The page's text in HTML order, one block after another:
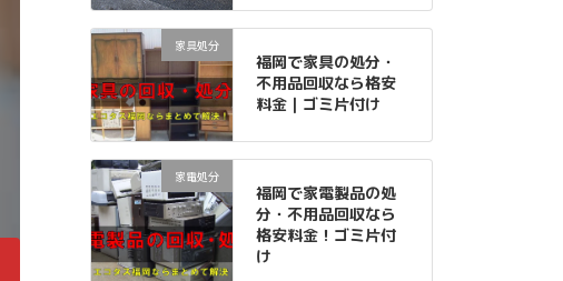
家具処分
福岡で家具の処分・
不用品回収なら格安
料金｜ゴミ片付け
家電処分
福岡で家電製品の処
分・不用品回収なら
格安料金！ゴミ片付
け